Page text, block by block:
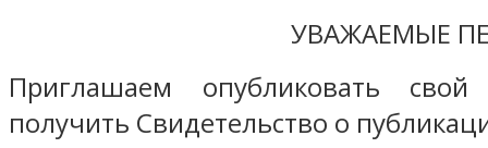
УВАЖАЕМЫЕ
Приглашаем опубликовать
получить Свидетельство о